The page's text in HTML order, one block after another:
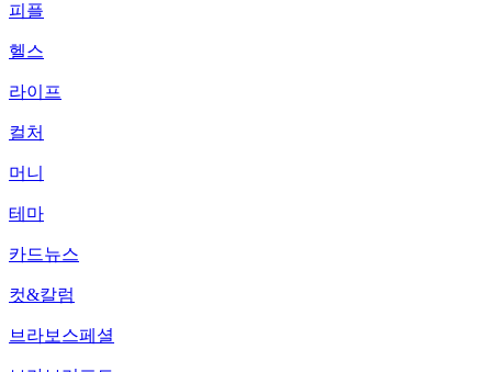
피플
헬스
라이프
컬처
머니
테마
카드뉴스
컷&칼럼
브라보스페셜